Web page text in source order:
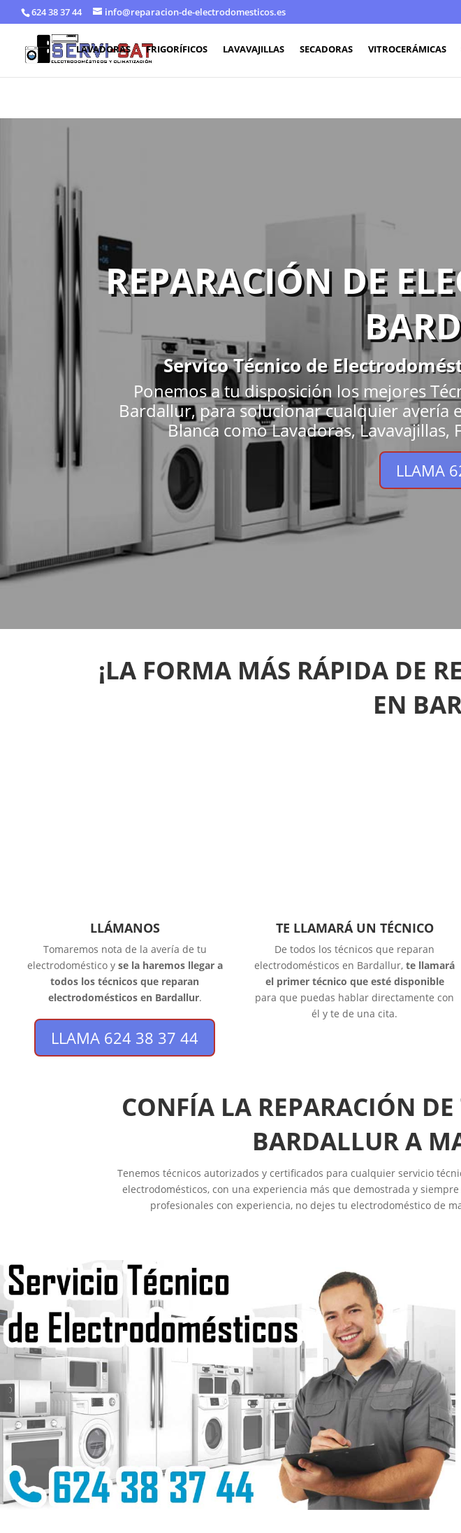
624 38 37 44 info@reparacion-de-electrodomesticos.es
LAVADORAS FRIGORÍFICOS LAVAVAJILLAS SECADORAS VITROCERÁMICAS
REPARACIÓN DE
Servico Técnico de
Ponemos a tu disposición los mejores
Bardallur, para solucionar cualquier avería
Blanca como Lavadoras,
LLAMA
¡LA FORMA MÁS RÁPIDA DE
EN
LLÁMANOS
Tomaremos nota de la avería de tu
electrodoméstico y se la haremos llegar a
todos los técnicos que reparan
electrodomésticos en Bardallur.
LLAMA 624 38 37 44
TE LLAMARÁ UN TÉCNICO
De todos los técnicos que reparan
electrodomésticos en Bardallur,te llamará
el primer técnico que esté disponible
para que puedas hablar directamente con
él y te de una cita.
CONFÍA LA REPARACIÓN
BARDALLUR A
Tenemos técnicos autorizados y certificados para cualquier servicio
electrodomésticos, con una experiencia más que demostrada y
profesionales con experiencia, no dejes tu electrodoméstico de